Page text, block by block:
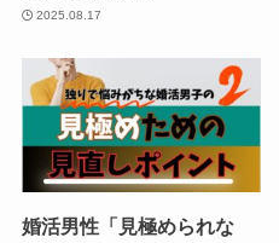
2025.08.17
婚活男性「見極められな